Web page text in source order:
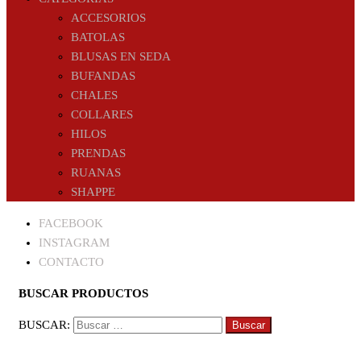
ACCESORIOS
BATOLAS
BLUSAS EN SEDA
BUFANDAS
CHALES
COLLARES
HILOS
PRENDAS
RUANAS
SHAPPE
FACEBOOK
INSTAGRAM
CONTACTO
BUSCAR PRODUCTOS
BUSCAR: